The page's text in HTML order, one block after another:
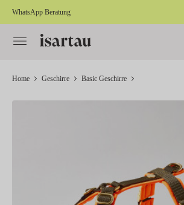
springen
WhatsApp Beratung
Home Geschirre Basic Geschirre